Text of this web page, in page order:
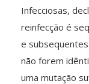
Infecciosas,
reinfecção é
e
não forem
uma mutação